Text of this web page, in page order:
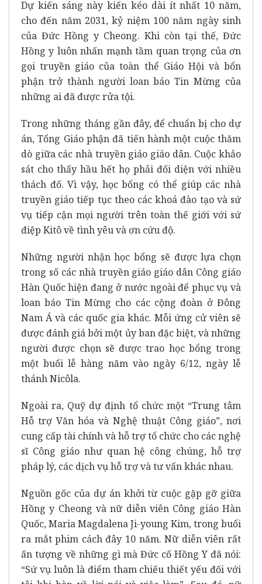
Dự kiến sáng này kiến kéo dài ít nhất 10 năm,
cho đến năm 2031, kỷ niệm 100 năm ngày sinh
của Đức Hồng y Cheong. Khi còn tại thế, Đức
Hồng y luôn nhấn mạnh tầm quan trọng của ơn
gọi truyền giáo của toàn thể Giáo Hội và bổn
phận trở thành người loan báo Tin Mừng của
những ai đã được rửa tội.
Trong những tháng gần đây, để chuẩn bị cho dự
án, Tổng Giáo phận đã tiến hành một cuộc thăm
dò giữa các nhà truyền giáo giáo dân. Cuộc khảo
sát cho thấy hầu hết họ phải đối diện với nhiều
thách đố. Vì vậy, học bổng có thể giúp các nhà
truyền giáo tiếp tục theo các khoá đào tạo và sứ
vụ tiếp cận mọi người trên toàn thế giới với sứ
điệp Kitô về tình yêu và ơn cứu độ.
Những người nhận học bổng sẽ được lựa chọn
trong số các nhà truyền giáo giáo dân Công giáo
Hàn Quốc hiện đang ở nước ngoài để phục vụ và
loan báo Tin Mừng cho các cộng đoàn ở Đông
Nam Á và các quốc gia khác. Mỗi ứng cử viên sẽ
được đánh giá bởi một ủy ban đặc biệt, và những
người được chọn sẽ được trao học bổng trong
một buổi lễ hàng năm vào ngày 6/12, ngày lễ
thánh Nicôla.
Ngoài ra, Quỹ dự định tổ chức một “Trung tâm
Hỗ trợ Văn hóa và Nghệ thuật Công giáo”, nơi
cung cấp tài chính và hỗ trợ tổ chức cho các nghệ
sĩ Công giáo như quan hệ công chúng, hỗ trợ
pháp lý, các dịch vụ hỗ trợ và tư vấn khác nhau.
Nguồn gốc của dự án khởi từ cuộc gặp gỡ giữa
Hồng y Cheong và nữ diễn viên Công giáo Hàn
Quốc, Maria Magdalena Ji-young Kim, trong buổi
ra mắt phim cách đây 10 năm. Nữ diễn viên rất
ấn tượng về những gì mà Đức cố Hồng Y đã nói:
“Sứ vụ luôn là điểm tham chiếu thiết yếu đối với